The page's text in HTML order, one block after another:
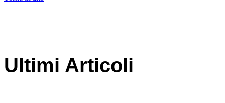
Ultimi Articoli